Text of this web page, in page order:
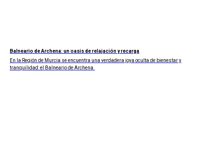
Balneario de Archena: un oasis de relajación y recarga
En la Región de Murcia se encuentra una verdadera joya oculta de bienestar y
tranquilidad: el Balneario de Archena.